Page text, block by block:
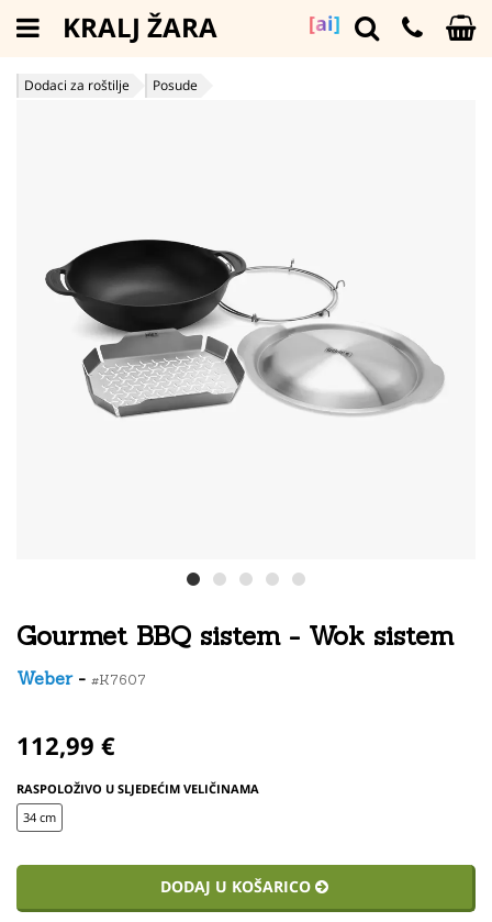
[ai]
KRALJ ŽARA
Dodaci za roštilje Posude
Gourmet BBQ sistem - Wok sistem
Weber- #K7607
112,99 €
RASPOLOŽIVO U SLJEDEĆIM VELIČINAMA
34 cm
DODAJ U KOŠARICO